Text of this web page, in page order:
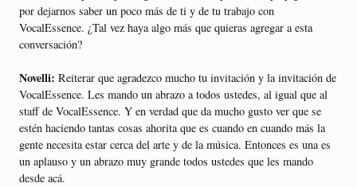
por dejarnos saber un poco más de ti y de tu trabajo con
VocalEssence. ¿Tal vez haya algo más que quieras agregar a esta
conversación?
Novelli: Reiterar que agradezco mucho tu invitación y la invitación de
VocalEssence. Les mando un abrazo a todos ustedes, al igual que al
staff de VocalEssence. Y en verdad que da mucho gusto ver que se
estén haciendo tantas cosas ahorita que es cuando en cuando más la
gente necesita estar cerca del arte y de la música. Entonces es una es
un aplauso y un abrazo muy grande todos ustedes que les mando
desde acá.